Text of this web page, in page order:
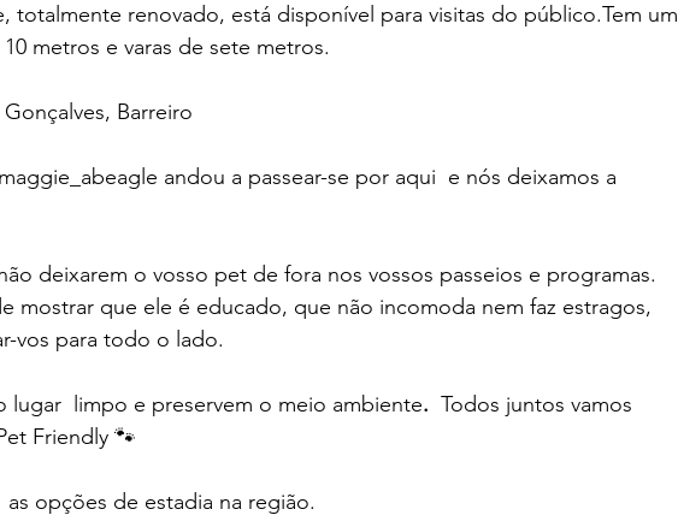
totalmente renovado, está disponível para visitas do público.Tem um
metros e varas de sete metros.
Barreiro
andou a passear-se por aqui  e nós deixamos a
deixarem o vosso pet de fora nos vossos passeios e programas.
mostrar que ele é educado, que não incomoda nem faz estragos,
vos para todo o lado.
lugar  limpo e preservem o meio ambiente. Todos juntos vamos
Friendly 🐾
opções de estadia na região.